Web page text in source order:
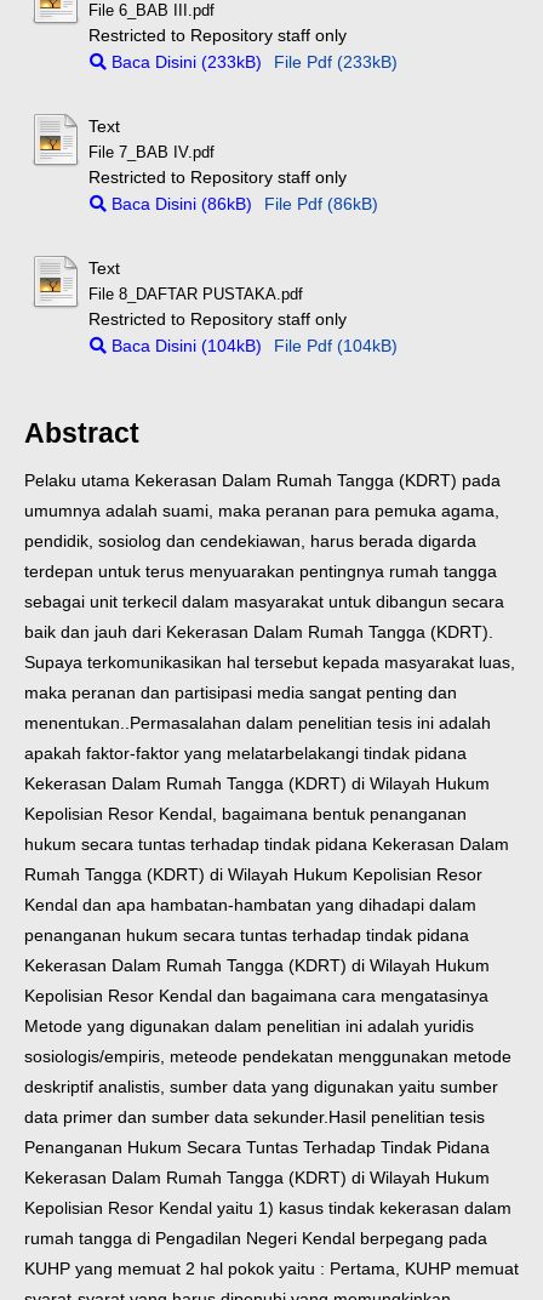
File 6_BAB III.pdf
Restricted to Repository staff only
Baca Disini (233kB)
File Pdf (233kB)
Text
File 7_BAB IV.pdf
Restricted to Repository staff only
Baca Disini (86kB)
File Pdf (86kB)
Text
File 8_DAFTAR PUSTAKA.pdf
Restricted to Repository staff only
Baca Disini (104kB)
File Pdf (104kB)
Abstract
Pelaku utama Kekerasan Dalam Rumah Tangga (KDRT) pada
umumnya adalah suami, maka peranan para pemuka agama,
pendidik, sosiolog dan cendekiawan, harus berada digarda
terdepan untuk terus menyuarakan pentingnya rumah tangga
sebagai unit terkecil dalam masyarakat untuk dibangun secara
baik dan jauh dari Kekerasan Dalam Rumah Tangga (KDRT).
Supaya terkomunikasikan hal tersebut kepada masyarakat luas,
maka peranan dan partisipasi media sangat penting dan
menentukan.. Permasalahan dalam penelitian tesis ini adalah
apakah faktor-faktor yang melatarbelakangi tindak pidana
Kekerasan Dalam Rumah Tangga (KDRT) di Wilayah Hukum
Kepolisian Resor Kendal, bagaimana bentuk penanganan
hukum secara tuntas terhadap tindak pidana Kekerasan Dalam
Rumah Tangga (KDRT) di Wilayah Hukum Kepolisian Resor
Kendal dan apa hambatan-hambatan yang dihadapi dalam
penanganan hukum secara tuntas terhadap tindak pidana
Kekerasan Dalam Rumah Tangga (KDRT) di Wilayah Hukum
Kepolisian Resor Kendal dan bagaimana cara mengatasinya
Metode yang digunakan dalam penelitian ini adalah yuridis
sosiologis/empiris, meteode pendekatan menggunakan metode
deskriptif analistis, sumber data yang digunakan yaitu sumber
data primer dan sumber data sekunder. Hasil penelitian tesis
Penanganan Hukum Secara Tuntas Terhadap Tindak Pidana
Kekerasan Dalam Rumah Tangga (KDRT) di Wilayah Hukum
Kepolisian Resor Kendal yaitu 1) kasus tindak kekerasan dalam
rumah tangga di Pengadilan Negeri Kendal berpegang pada
KUHP yang memuat 2 hal pokok yaitu : Pertama, KUHP memuat